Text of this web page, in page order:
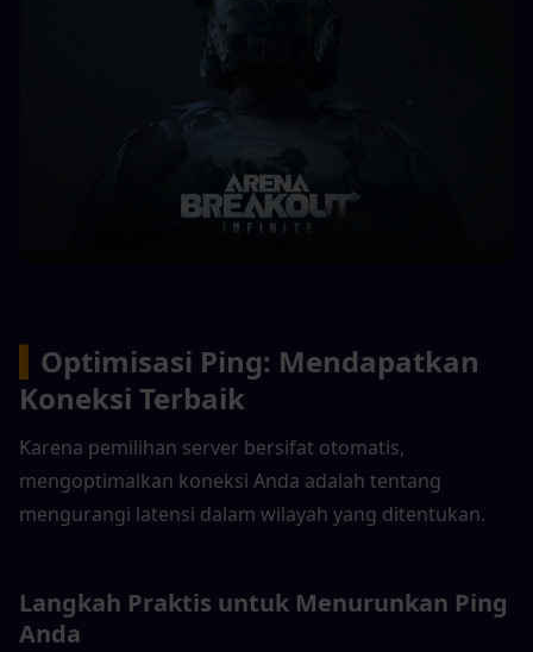
Optimisasi Ping: Mendapatkan
Koneksi Terbaik
Karena pemilihan server bersifat otomatis,
mengoptimalkan koneksi Anda adalah tentang
mengurangi latensi dalam wilayah yang ditentukan.
Langkah Praktis untuk Menurunkan Ping
Anda